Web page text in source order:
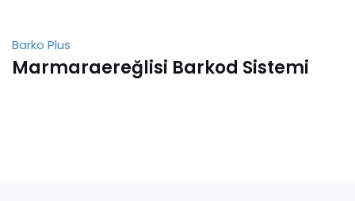
Barko Plus
Marmaraereğlisi Barkod Sistemi